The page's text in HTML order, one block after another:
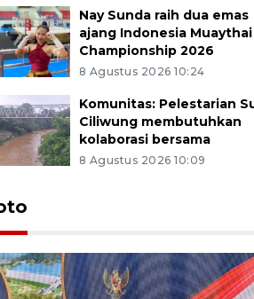
Nay Sunda raih dua emas
ajang Indonesia Muaythai
Championship 2026
8 Agustus 2026 10:24
Komunitas: Pelestarian
Ciliwung membutuhkan
kolaborasi bersama
8 Agustus 2026 10:09